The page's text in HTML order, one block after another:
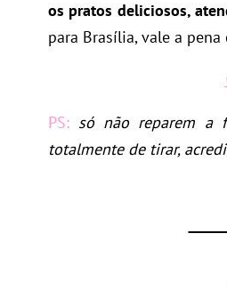
os pratos deliciosos,
para Brasília, vale a pena
PS: só não reparem a
totalmente de tirar,